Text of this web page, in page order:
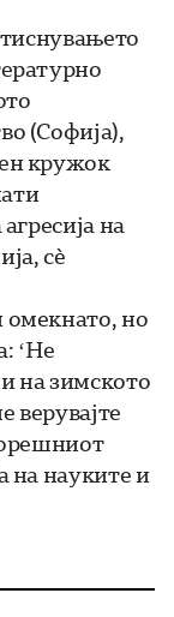
(Софија),
кружок
на
сè
но
‘Не
на зимското
верувајте
на науките и